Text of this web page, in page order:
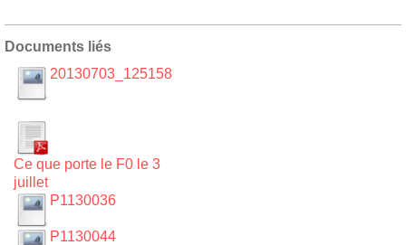
Documents liés
20130703_125158
Ce que porte le F0 le 3
juillet
P1130036
P1130044